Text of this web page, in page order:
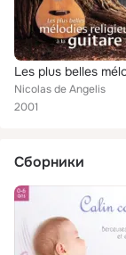
Nicolas de Angelis
2001
Сборники